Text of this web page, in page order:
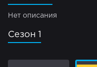
Нет описания
Сезон 1